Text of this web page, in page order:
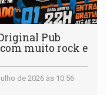
Pub
muito rock e
de 2026 às 10:56